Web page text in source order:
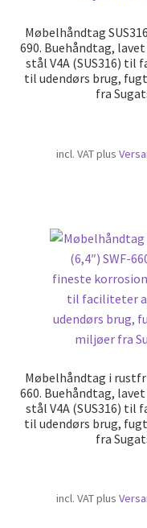
Møbelhåndtag
690. Buehåndtag,
stål V4A (SUS316)
til udendørs brug,
fra
incl. VATplus
Møbelhåndtag i
660. Buehåndtag,
stål V4A (SUS316)
til udendørs brug,
fra
incl. VATplus